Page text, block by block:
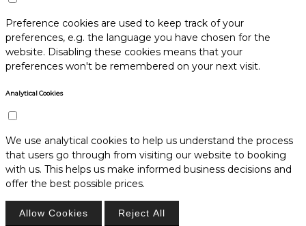
Preference cookies are used to keep track of your
preferences, e.g. the language you have chosen for the
website. Disabling these cookies means that your
preferences won't be remembered on your next visit.
Analytical Cookies
We use analytical cookies to help us understand the process
that users go through from visiting our website to booking
with us. This helps us make informed business decisions and
offer the best possible prices.
Allow Cookies Reject All